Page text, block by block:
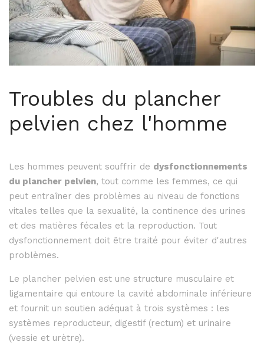
Troubles du plancher
pelvien chez l'homme
Les hommes peuvent souffrir de dysfonctionnements
du plancher pelvien, tout comme les femmes, ce qui
peut entraîner des problèmes au niveau de fonctions
vitales telles que la sexualité, la continence des urines
et des matières fécales et la reproduction. Tout
dysfonctionnement doit être traité pour éviter d'autres
problèmes.
Le plancher pelvien est une structure musculaire et
ligamentaire qui entoure la cavité abdominale inférieure
et fournit un soutien adéquat à trois systèmes : les
systèmes reproducteur, digestif (rectum) et urinaire
(vessie et urètre).